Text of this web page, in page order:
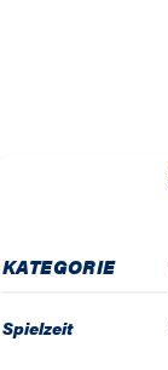
KATEGORIE
Spielzeit